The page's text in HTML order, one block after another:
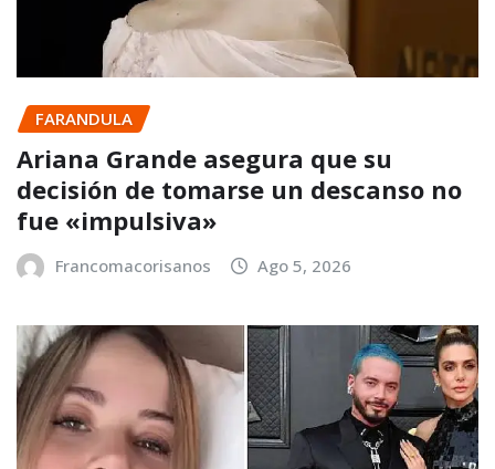
FARANDULA
Ariana Grande asegura que su
decisión de tomarse un descanso no
fue «impulsiva»
Francomacorisanos Ago 5, 2026